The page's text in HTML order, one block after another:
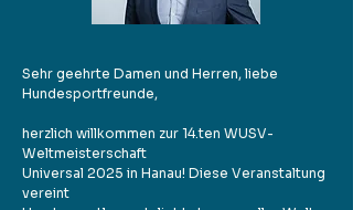
Sehr geehrte Damen und Herren, liebe
Hundesportfreunde,
herzlich willkommen zur 14.ten WUSV-
Weltmeisterschaft
Universal 2025 in Hanau! Diese Veranstaltung
vereint